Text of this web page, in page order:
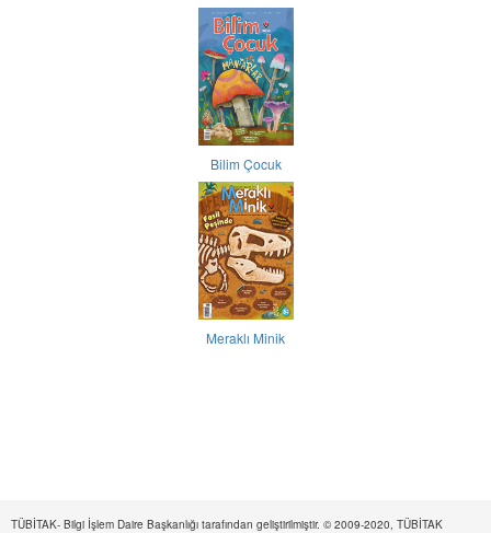
Bilim Çocuk
Meraklı Minik
TÜBİTAK- Bilgi İşlem Daire Başkanlığı tarafından geliştirilmiştir. © 2009-2020, TÜBİTAK